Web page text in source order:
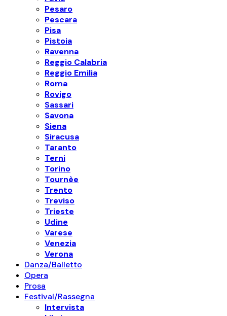
Pesaro
Pescara
Pisa
Pistoia
Ravenna
Reggio Calabria
Reggio Emilia
Roma
Rovigo
Sassari
Savona
Siena
Siracusa
Taranto
Terni
Torino
Tournèe
Trento
Treviso
Trieste
Udine
Varese
Venezia
Verona
Danza/Balletto
Opera
Prosa
Festival/Rassegna
Intervista